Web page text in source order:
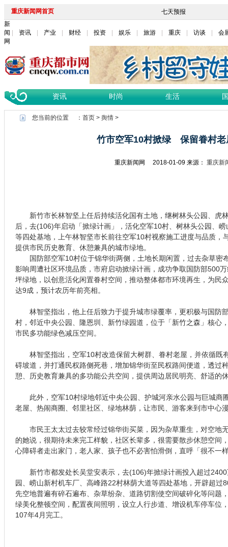
重庆新闻网首页
新
闻
网
资讯 产业 财经 投资 娱乐 旅游 重庆 访谈 会
资讯 时尚 生活
您当前的位置 ： 首页> 舆情>
竹市空军10村掀绿 保留眷村老
重庆新闻网 2018-01-09 来源： 重庆新
新竹市长林智坚上任后持续活化国有土地，继树林头公园、虎
后，去(106)年启动「掀绿计画」，活化空军10村、树林头公园、
等四处基地，上午林智坚市长前往空军10村视察施工进度与品质，
提供市民历史教育、休憩兼具的城市绿地。
国防部空军10村位于锦华街两侧，土地长期闲置，过去杂草密
影响周遭社区环境品质，市府启动掀绿计画，成功争取国防部500
坪绿地，以创意活化闲置眷村空间，推动整体都市环境再生，为民
达9成，预计农历年前亮相。
林智坚指出，他上任后致力于提升城市绿覆率，更积极与国防
村，邻近中央公园、隆恩圳、新竹绿园道，位于「新竹之森」核心
市民多功能绿色减压空间。
林智坚指出，空军10村改造保留大树群、眷村老屋，并依循既
碍坡道，并打通民权路侧死巷，增加锦华街至民权路间便道，透过
憩、历史教育兼具的多功能公共空间，提供周边居民明亮、舒适的
此外，空军10村绿地邻近中央公园、护城河亲水公园与巨城商
老屋、热闹商圈、邻里社区、绿地林荫，让市民、游客来到市中心
市民王太太过去较常经过锦华街买菜，因为杂草重生，对空地
的她说，很期待未来完工样貌，社区长辈多，很需要散步休憩空间
心障碍者走出家门，老人家、孩子也不必害怕滑倒，直呼「很不一
新竹市都发处长吴堂安表示，去(106)年掀绿计画投入超过2400
园、崂山新村机车厂、高峰路22村林荫大道等四处基地，开辟超过
先空地普遍有碎石遍布、杂草纷杂、道路切割使空间破碎化等问题
绿美化整顿空间，配置夜间照明，设立人行步道、增设机车停车位
107年4月完工。